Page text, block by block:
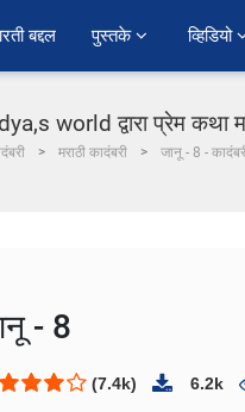
बद्दल पुस्तके व्हिडियो
world द्वारा प्रेम कथा
मराठी कादंबरी जानू - 8 -
- 8
(7.4k) 6.2k